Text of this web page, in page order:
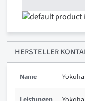
HERSTELLER
Name